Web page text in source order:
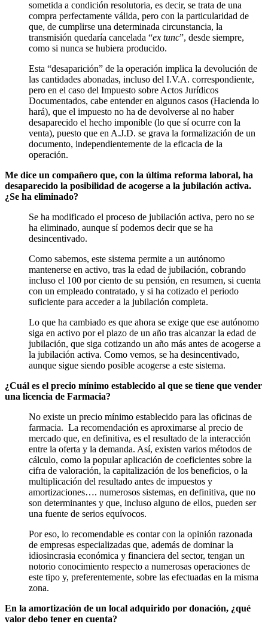
sometida a condición resolutoria, es decir, se trata de una
compra perfectamente válida, pero con la particularidad de
que, de cumplirse una determinada circunstancia, la
transmisión quedaría cancelada “ex tunc”, desde siempre,
como si nunca se hubiera producido.
Esta “desaparición” de la operación implica la devolución de
las cantidades abonadas, incluso del I.V.A. correspondiente,
pero en el caso del Impuesto sobre Actos Jurídicos
Documentados, cabe entender en algunos casos (Hacienda lo
hará), que el impuesto no ha de devolverse al no haber
desaparecido el hecho imponible (lo que sí ocurre con la
venta), puesto que en A.J.D. se grava la formalización de un
documento, independientemente de la eficacia de la
operación.
Me dice un compañero que, con la última reforma laboral, ha
desaparecido la posibilidad de acogerse a la jubilación activa.
¿Se ha eliminado?
Se ha modificado el proceso de jubilación activa, pero no se
ha eliminado, aunque sí podemos decir que se ha
desincentivado.
Como sabemos, este sistema permite a un autónomo
mantenerse en activo, tras la edad de jubilación, cobrando
incluso el 100 por ciento de su pensión, en resumen, si cuenta
con un empleado contratado, y si ha cotizado el periodo
suficiente para acceder a la jubilación completa.
Lo que ha cambiado es que ahora se exige que ese autónomo
siga en activo por el plazo de un año tras alcanzar la edad de
jubilación, que siga cotizando un año más antes de acogerse a
la jubilación activa. Como vemos, se ha desincentivado,
aunque sigue siendo posible acogerse a este sistema.
¿Cuál es el precio mínimo establecido al que se tiene que vender
una licencia de Farmacia?
No existe un precio mínimo establecido para las oficinas de
farmacia. La recomendación es aproximarse al precio de
mercado que, en definitiva, es el resultado de la interacción
entre la oferta y la demanda. Así, existen varios métodos de
cálculo, como la popular aplicación de coeficientes sobre la
cifra de valoración, la capitalización de los beneficios, o la
multiplicación del resultado antes de impuestos y
amortizaciones…. numerosos sistemas, en definitiva, que no
son determinantes y que, incluso alguno de ellos, pueden ser
una fuente de serios equívocos.
Por eso, lo recomendable es contar con la opinión razonada
de empresas especializadas que, además de dominar la
idiosincrasia económica y financiera del sector, tengan un
notorio conocimiento respecto a numerosas operaciones de
este tipo y, preferentemente, sobre las efectuadas en la misma
zona.
En la amortización de un local adquirido por donación, ¿qué
valor debo tener en cuenta?